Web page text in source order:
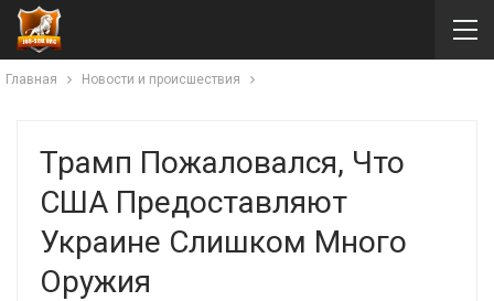
Главная Новости и происшествия
Трамп Пожаловался, Что
США Предоставляют
Украине Слишком Много
Оружия